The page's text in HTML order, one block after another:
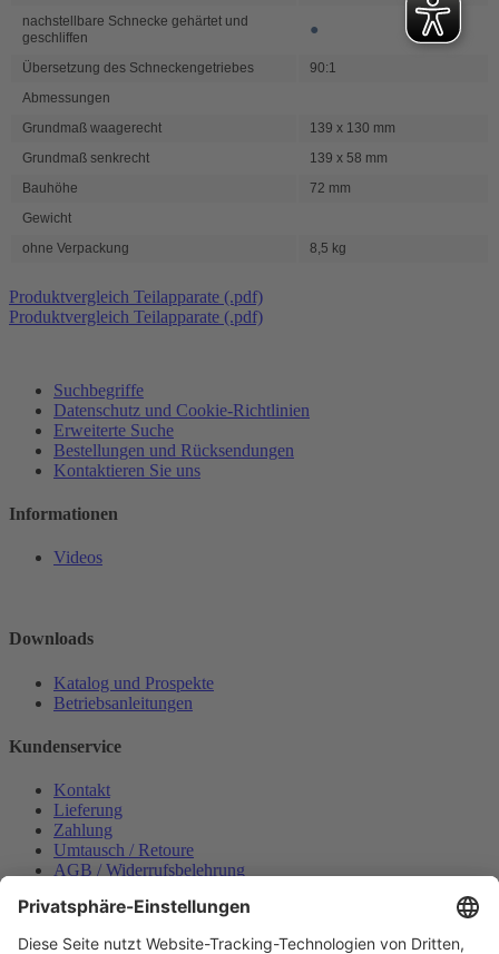
nachstellbare Schnecke gehärtet und
geschliffen
●
Übersetzung des Schneckengetriebes
90:1
Abmessungen
Grundmaß waagerecht
139 x 130 mm
Grundmaß senkrecht
139 x 58 mm
Bauhöhe
72 mm
Gewicht
ohne Verpackung
8,5 kg
Produktvergleich Teilapparate (.pdf)
Produktvergleich Teilapparate (.pdf)
Suchbegriffe
Datenschutz und Cookie-Richtlinien
Erweiterte Suche
Bestellungen und Rücksendungen
Kontaktieren Sie uns
Informationen
Videos
Downloads
Katalog und Prospekte
Betriebsanleitungen
Kundenservice
Kontakt
Lieferung
Zahlung
Umtausch / Retoure
AGB / Widerrufsbelehrung
Datenschutzerklärung